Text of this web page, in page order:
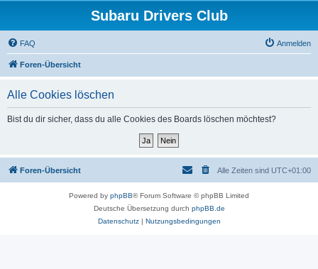
Subaru Drivers Club
FAQ Anmelden
Foren-Übersicht
Alle Cookies löschen
Bist du dir sicher, dass du alle Cookies des Boards löschen möchtest?
Foren-Übersicht Alle Zeiten sind UTC+01:00
Powered by phpBB® Forum Software © phpBB Limited
Deutsche Übersetzung durch phpBB.de
Datenschutz| Nutzungsbedingungen